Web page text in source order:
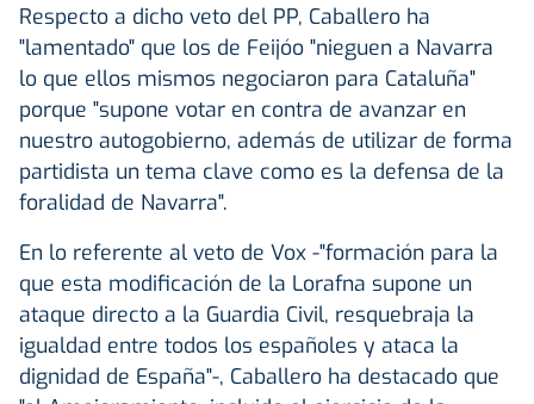
Respecto a dicho veto del PP, Caballero ha
"lamentado" que los de Feijóo "nieguen a Navarra
lo que ellos mismos negociaron para Cataluña"
porque "supone votar en contra de avanzar en
nuestro autogobierno, además de utilizar de forma
partidista un tema clave como es la defensa de la
foralidad de Navarra".
En lo referente al veto de Vox -"formación para la
que esta modificación de la Lorafna supone un
ataque directo a la Guardia Civil, resquebraja la
igualdad entre todos los españoles y ataca la
dignidad de España"-, Caballero ha destacado que